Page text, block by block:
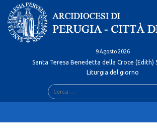
Skip
content
9 Agosto 2026
Santa Teresa Benedetta della Croce (Edith)
Liturgia del giorno
Ricerca
per: